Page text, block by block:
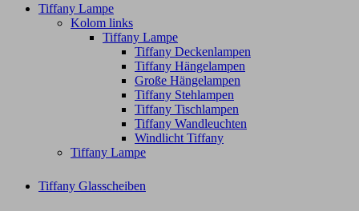
Tiffany Lampe
Kolom links
Tiffany Lampe
Tiffany Deckenlampen
Tiffany Hängelampen
Große Hängelampen
Tiffany Stehlampen
Tiffany Tischlampen
Tiffany Wandleuchten
Windlicht Tiffany
Tiffany Lampe
Tiffany Glasscheiben